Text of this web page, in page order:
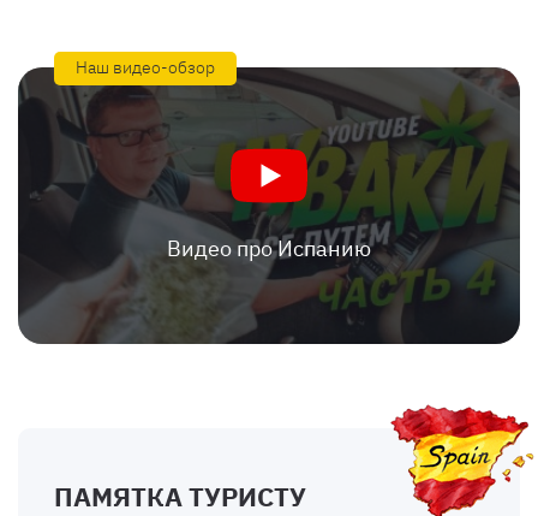
Наш видео-обзор
Видео про Испанию
ПАМЯТКА ТУРИСТУ